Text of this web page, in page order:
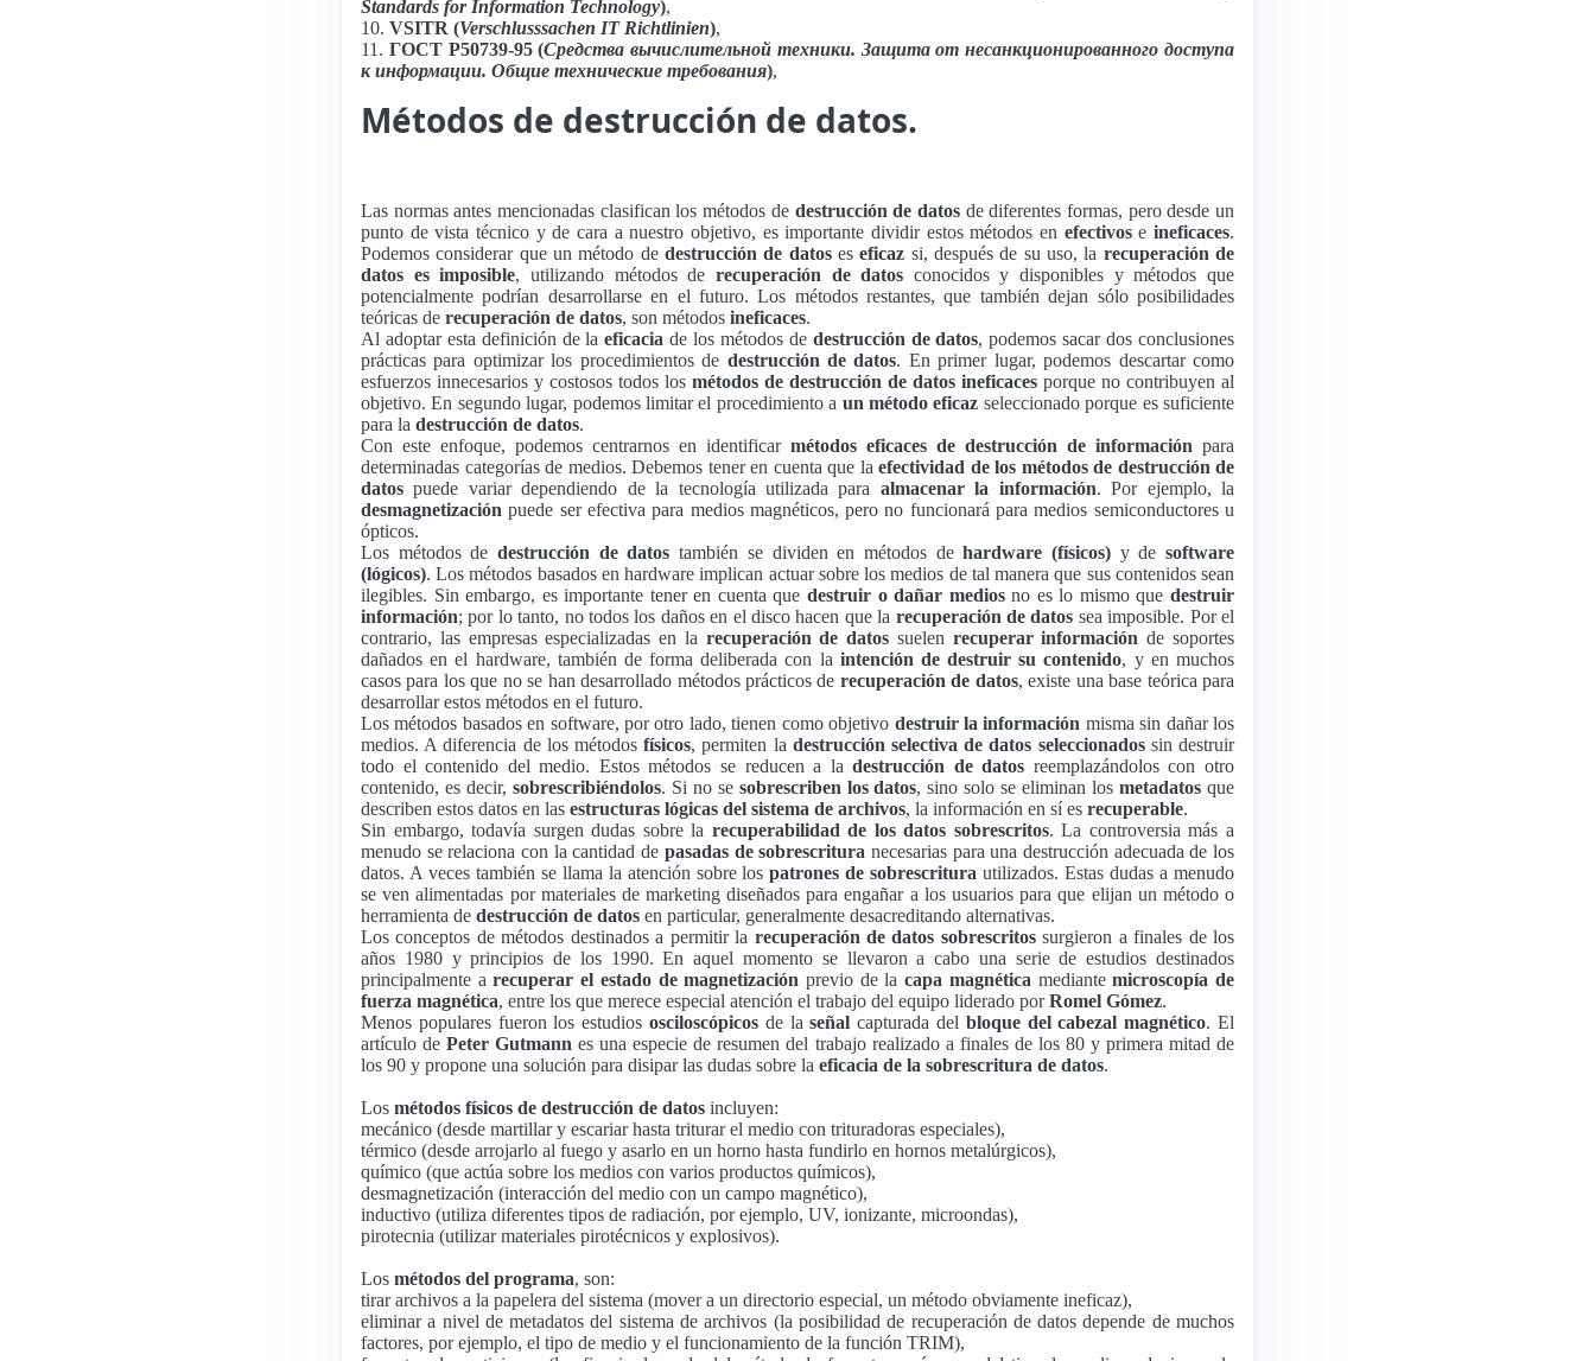
Standards for Information Technology),
10. VSITR (Verschlusssachen IT Richtlinien),
11. ГОСТ Р50739-95 (Средства вычислительной техники. Защита от несанкционированного доступа
к информации. Общие технические требования),
Métodos de destrucción de datos.
Las normas antes mencionadas clasifican los métodos de destrucción de datosde diferentes formas, pero desde un
punto de vista técnico y de cara a nuestro objetivo, es importante dividir estos métodos en efectivoseineficaces.
Podemos considerar que un método de destrucción de datoseseficaz si, después de su uso, la recuperación de
datos es imposible, utilizando métodos de recuperación de datos conocidos y disponibles y métodos que
potencialmente podrían desarrollarse en el futuro. Los métodos restantes, que también dejan sólo posibilidades
teóricas de recuperación de datos, son métodos ineficaces.
Al adoptar esta definición de laeficacia de los métodos de destrucción de datos, podemos sacar dos conclusiones
prácticas para optimizar los procedimientos de destrucción de datos. En primer lugar, podemos descartar como
esfuerzos innecesarios y costosos todos los métodos de destrucción de datos ineficaces porque no contribuyen al
objetivo. En segundo lugar, podemos limitar el procedimiento a un método eficaz seleccionado porque es suficiente
para la destrucción de datos.
Con este enfoque, podemos centrarnos en identificar métodos eficaces de destrucción de información para
determinadas categorías de medios. Debemos tener en cuenta que la efectividad de los métodos de destrucción de
datos puede variar dependiendo de la tecnología utilizada para almacenar la información. Por ejemplo, la
desmagnetización puede ser efectiva para medios magnéticos, pero no funcionará para medios semiconductores u
ópticos.
Los métodos dedestrucción de datos también se dividen en métodos dehardware (físicos)y de software
(lógicos). Los métodos basados ​​en hardware implican actuar sobre los medios de tal manera que sus contenidos sean
ilegibles. Sin embargo, es importante tener en cuenta que destruir o dañar mediosno es lo mismo quedestruir
información; por lo tanto, no todos los daños en el disco hacen que la recuperación de datos sea imposible. Por el
contrario, las empresas especializadas en la recuperación de datos suelen recuperar información de soportes
dañados en el hardware, también de forma deliberada con la intención de destruir su contenido, y en muchos
casos para los que no se han desarrollado métodos prácticos de recuperación de datos, existe una base teórica para
desarrollar estos métodos en el futuro.
Los métodos basados ​​en software, por otro lado, tienen como objetivo destruir la información misma sin dañar los
medios. A diferencia de los métodosfísicos, permiten la destrucción selectiva de datos seleccionadossin destruir
todo el contenido del medio. Estos métodos se reducen a ladestrucción de datos reemplazándolos con otro
contenido, es decir, sobrescribiéndolos. Si no se sobrescriben los datos, sino solo se eliminan losmetadatos que
describen estos datos en las estructuras lógicas del sistema de archivos, la información en sí es recuperable.
Sin embargo, todavía surgen dudas sobre la recuperabilidad de los datos sobrescritos. La controversia más a
menudo se relaciona con la cantidad de pasadas de sobrescritura necesarias para una destrucción adecuada de los
datos. A veces también se llama la atención sobre lospatrones de sobrescritura utilizados. Estas dudas a menudo
se ven alimentadas por materiales de marketing diseñados para engañar a los usuarios para que elijan un método o
herramienta de destrucción de datos en particular, generalmente desacreditando alternativas.
Los conceptos de métodos destinados a permitir la recuperación de datos sobrescritossurgieron a finales de los
años 1980 y principios de los 1990. En aquel momento se llevaron a cabo una serie de estudios destinados
principalmente arecuperar el estado de magnetización previo de lacapa magnética mediantemicroscopía de
fuerza magnética, entre los que merece especial atención el trabajo del equipo liderado porRomel Gómez.
Menos populares fueron los estudios osciloscópicos de laseñal capturada del bloque del cabezal magnético. El
artículo dePeter Gutmann es una especie de resumen del trabajo realizado a finales de los 80 y primera mitad de
los 90 y propone una solución para disipar las dudas sobre la eficacia de la sobrescritura de datos.
Los métodos físicos de destrucción de datos incluyen:
mecánico (desde martillar y escariar hasta triturar el medio con trituradoras especiales),
térmico (desde arrojarlo al fuego y asarlo en un horno hasta fundirlo en hornos metalúrgicos),
químico (que actúa sobre los medios con varios productos químicos),
desmagnetización (interacción del medio con un campo magnético),
inductivo (utiliza diferentes tipos de radiación, por ejemplo, UV, ionizante, microondas),
pirotecnia (utilizar materiales pirotécnicos y explosivos).
Los métodos del programa, son:
tirar archivos a la papelera del sistema (mover a un directorio especial, un método obviamente ineficaz),
eliminar a nivel de metadatos del sistema de archivos (la posibilidad de recuperación de datos depende de muchos
factores, por ejemplo, el tipo de medio y el funcionamiento de la función TRIM),